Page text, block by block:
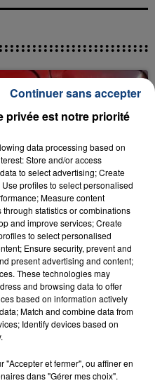
: UNE FEMME ET
ET LA...
le feu après avoir
bébé de trois mois
SE FAIRE
privée est notre priorité
data processing based on
Store and/or access
to select advertising; Create
profiles to select personalised
Measure content
statistics or combinations
and improve services; Create
to select personalised
Ensure security, prevent and
present advertising and content;
These technologies may
and browsing data to offer
based on information actively
Match and combine data from
Identify devices based on
"Accepter et fermer", ou affiner en
dans "Gérer mes choix".
Continuer sans accepter